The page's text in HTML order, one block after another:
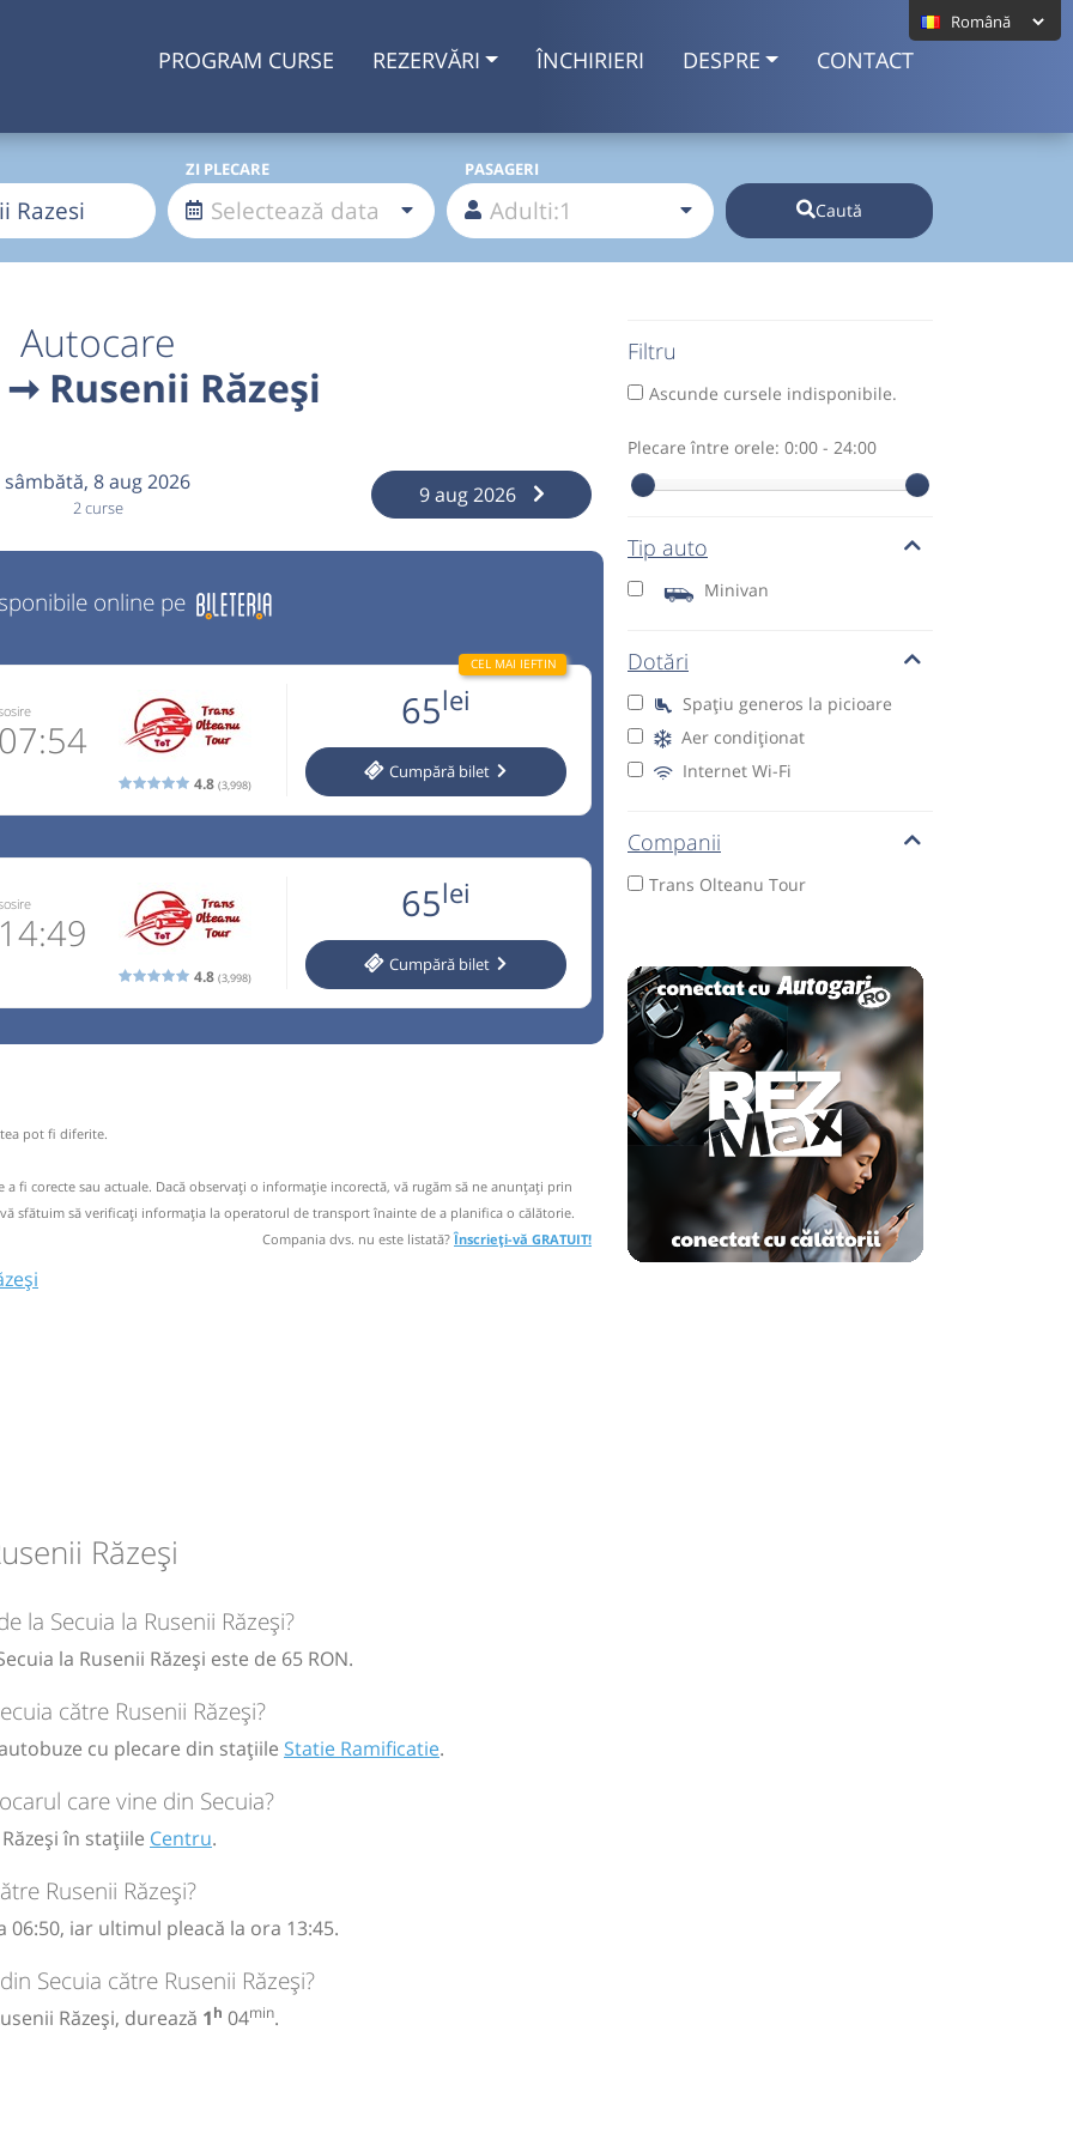
PROGRAM CURSE REZERVĂRI ÎNCHIRIERI DESPRE CONTACT
ZI PLECARE PASAGERI
Caută
Filtru
Ascunde cursele indisponibile.
Plecare între orele: 0:00 - 24:00
Tip auto
Minivan
Dotări
Spațiu generos la picioare
Aer condiționat
Internet Wi-Fi
Companii
Trans Olteanu Tour
Autocare
Rusenii Răzeși
sâmbătă, 8 aug 2026
2 curse 9 aug 2026
online pe
07:54
4.8 (3,998)
65lei
Cumpără bilet
doar cu
M J V S D
bilet
14:49
4.8 (3,998)
65lei
Cumpără bilet
M J V S D
bilet
pot fi diferite.
fi corecte sau actuale. Dacă observați o informaţie incorectă, vă rugăm să ne anunțați prin
sfătuim să verificaţi informaţia la operatorul de transport înainte de a planifica o călătorie.
Compania dvs. nu este listată?Înscrieți-vă GRATUIT!
Răzeși
la Secuia la Rusenii Răzeși?
la Rusenii Răzeși este de 65 RON.
către Rusenii Răzeși?
cu plecare din stațiile Statie Ramificatie.
care vine din Secuia?
în stațiile Centru.
Rusenii Răzeși?
iar ultimul pleacă la ora 13:45.
Secuia către Rusenii Răzeși?
Răzeși, durează 1h 04min.